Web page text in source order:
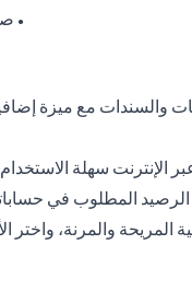
●
والسندات مع ميزة
الإنترنت سهلة
المطلوب في
والمرنة، واختر